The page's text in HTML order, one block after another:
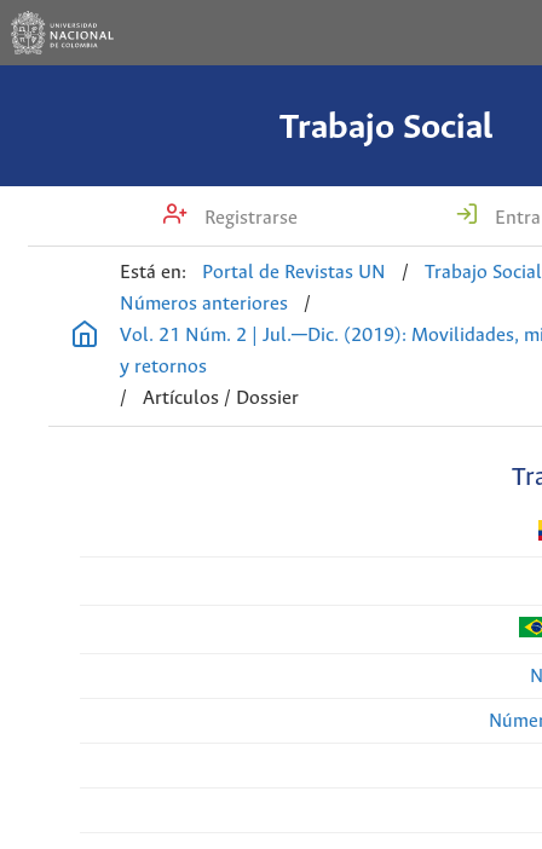
Trabajo Social
Registrarse
Está en: Portal de Revistas UN /
Trabajo Social
Números anteriores
/
Vol. 21 Núm. 2 | Jul.─Dic. (2019): Movilidades,
y retornos
/
Artículos / Dossier